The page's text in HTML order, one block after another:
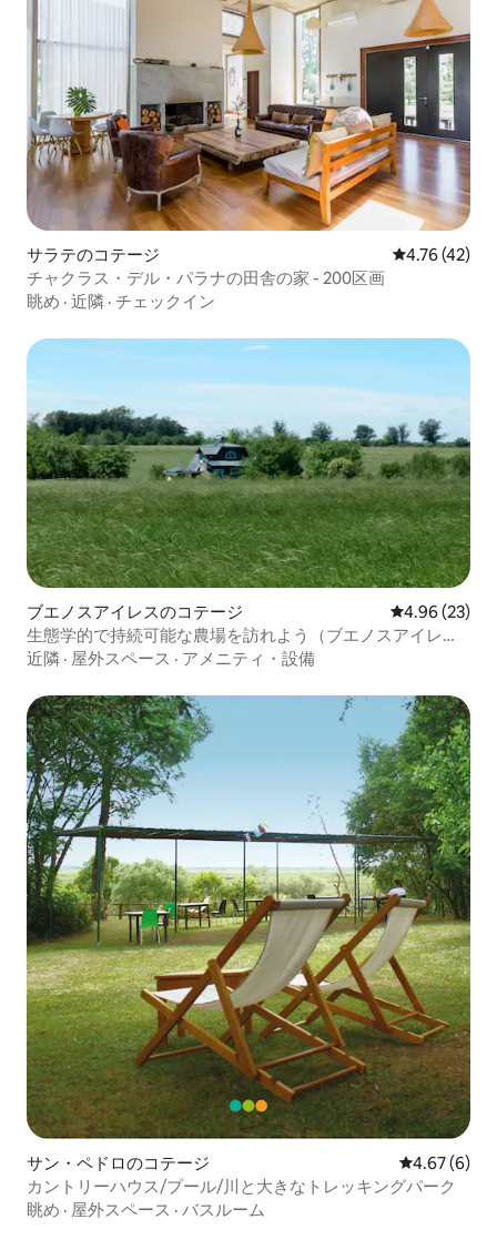
サラテのコテージ レビュー42
4.76 (42)
チャクラス・デル・パラナの田舎の家 - 200区画
眺め · 近隣 · チェックイン
ブエノスアイレスのコテージ レビュー23
4.96 (23)
生態学的で持続可能な農場を訪れよう（ブエノスアイレス
から1時間）
近隣 · 屋外スペース · アメニティ・設備
サン・ペドロのコテージ レビュー6
4.67 (6)
カントリーハウス/プール/川と大きなトレッキングパーク
眺め · 屋外スペース · バスルーム